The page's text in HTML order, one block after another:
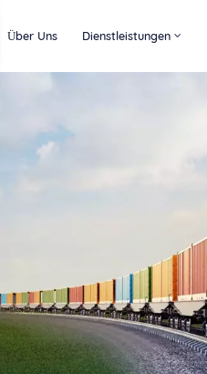
Über Uns Dienstleistungen